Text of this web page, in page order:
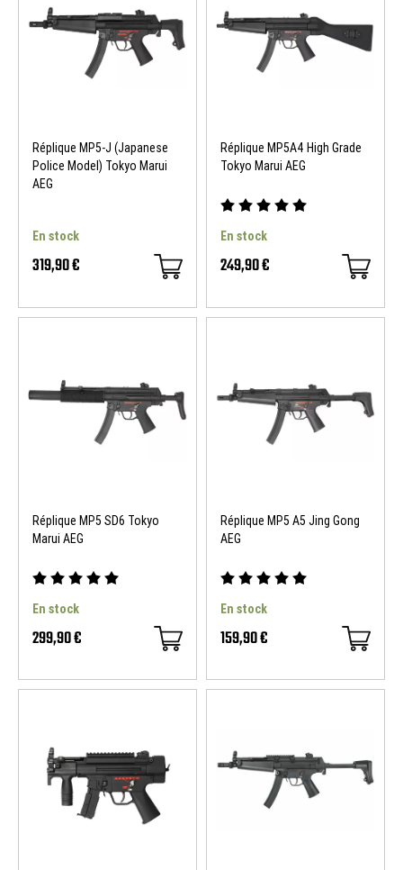
Réplique MP5-J (Japanese
Police Model) Tokyo Marui
AEG
En stock
319,90 €
Réplique MP5A4 High Grade
Tokyo Marui AEG
En stock
249,90 €
Réplique MP5 SD6 Tokyo
Marui AEG
En stock
299,90 €
Réplique MP5 A5 Jing Gong
AEG
En stock
159,90 €